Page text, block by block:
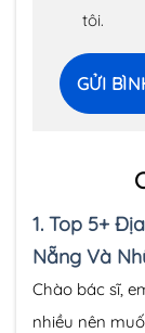
tôi.
1. Top 5+
Nẵng Và
Chào bác sĩ,
nhiều nên